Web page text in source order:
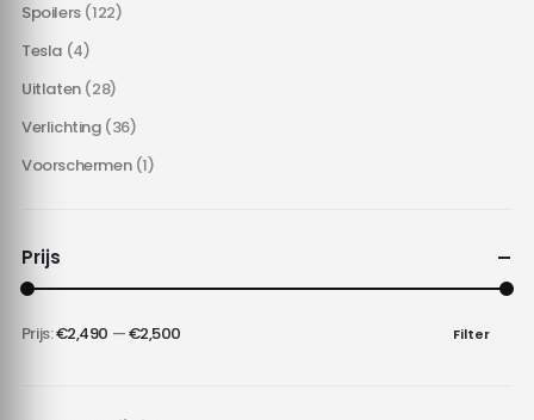
Spoilers (122)
Tesla (4)
Uitlaten (28)
Verlichting (36)
Voorschermen (1)
Prijs
Min.
Max.
Filter
Prijs:€2,490 —€2,500